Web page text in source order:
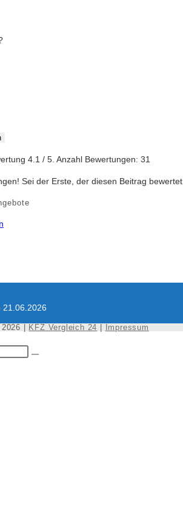
4.1 / 5. Anzahl Bewertungen: 31
Sei der Erste, der diesen Beitrag
21.06.2026
| KFZ Vergleich 24 Impressum